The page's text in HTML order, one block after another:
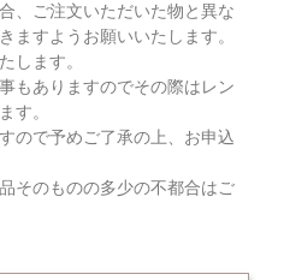
、ご注文いただいた物と異な
ますようお願いいたします。
します。
もありますのでその際はレン
す。
ので予めご了承の上、お申込
そのものの多少の不都合はご